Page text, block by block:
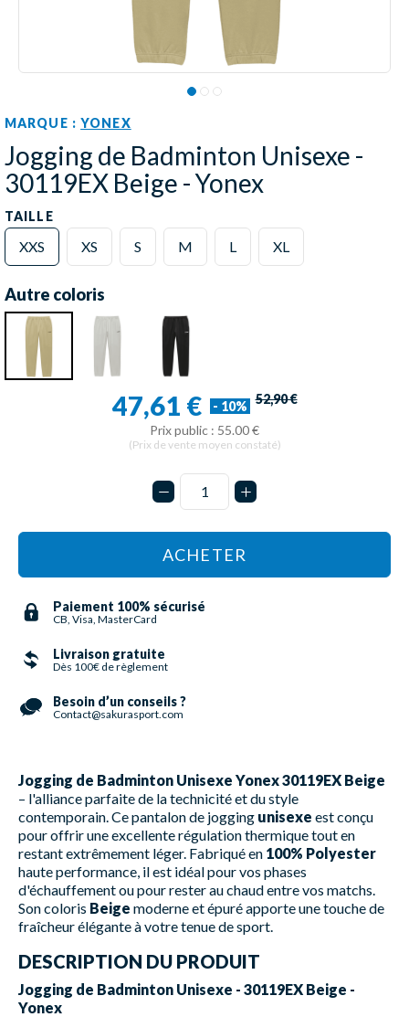
MARQUE :YONEX
Jogging de Badminton Unisexe -
30119EX Beige - Yonex
TAILLE
XXS XS S M L XL
Autre coloris
47,61 € - 10% 52,90 €
Prix public : 55.00 €
(Prix de vente moyen constaté)
ACHETER
Paiement 100% sécurisé
CB, Visa, MasterCard
Livraison gratuite
Dès 100€ de règlement
Besoin d’un conseils ?
Contact@sakurasport.com
Jogging de Badminton Unisexe Yonex 30119EX Beige
– l'alliance parfaite de la technicité et du style
contemporain. Ce pantalon de jogging unisexe est conçu
pour offrir une excellente régulation thermique tout en
restant extrêmement léger. Fabriqué en 100% Polyester
haute performance, il est idéal pour vos phases
d'échauffement ou pour rester au chaud entre vos matchs.
Son coloris Beige moderne et épuré apporte une touche de
fraîcheur élégante à votre tenue de sport.
DESCRIPTION DU PRODUIT
Jogging de Badminton Unisexe - 30119EX Beige -
Yonex